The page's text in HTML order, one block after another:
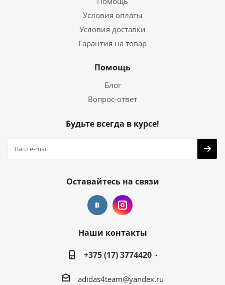
Условия оплаты
Условия доставки
Гарантия на товар
Помощь
Блог
Вопрос-ответ
Будьте всегда в курсе!
Оставайтесь на связи
Наши контакты
+375 (17) 3774420
adidas4team@yandex.ru